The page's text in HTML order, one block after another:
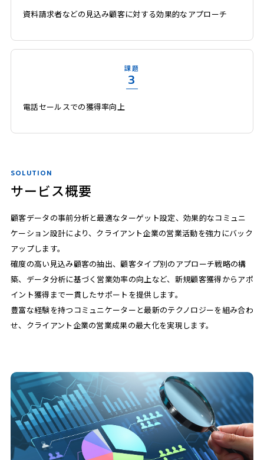
資料請求者などの見込み顧客に対する効果的なアプローチ
課題
3
電話セールスでの獲得率向上
SOLUTION
サービス概要
顧客データの事前分析と最適なターゲット設定、効果的なコミュニ
ケーション設計により、クライアント企業の営業活動を強力にバック
アップします。
確度の高い見込み顧客の抽出、顧客タイプ別のアプローチ戦略の構
築、データ分析に基づく営業効率の向上など、新規顧客獲得からアポ
イント獲得まで一貫したサポートを提供します。
豊富な経験を持つコミュニケーターと最新のテクノロジーを組み合わ
せ、クライアント企業の営業成果の最大化を実現します。